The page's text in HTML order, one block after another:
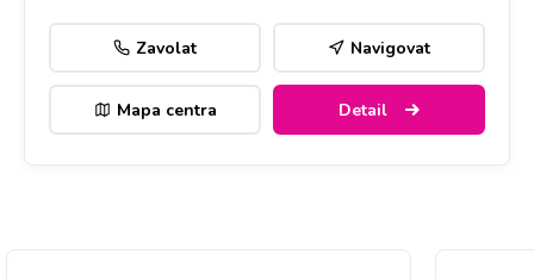
Zavolat Navigovat
Mapa centra Detail